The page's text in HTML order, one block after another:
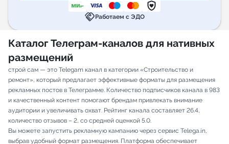
handshakeРаботаем с ЭДО
Каталог Телеграм-каналов для нативных
размещений
строй сам — это Telegam канал в категории «Строительство и
ремонт», который предлагает эффективные форматы для размещения
рекламных постов в Телеграмме. Количество подписчиков канала в 983
и качественный контент помогают брендам привлекать внимание
аудитории и увеличивать охват. Рейтинг канала составляет 26.4,
количество отзывов – 2, со средней оценкой 5.0.
Вы можете запустить рекламную кампанию через сервис Telega.in,
выбрав удобный формат размещения. Платформа обеспечивает